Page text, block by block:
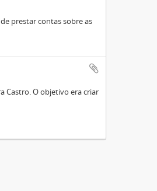
prestar contas sobre as
Castro. O objetivo era criar